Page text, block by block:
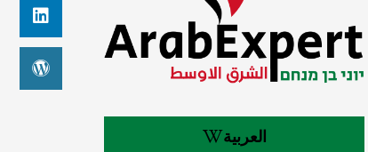
العربية